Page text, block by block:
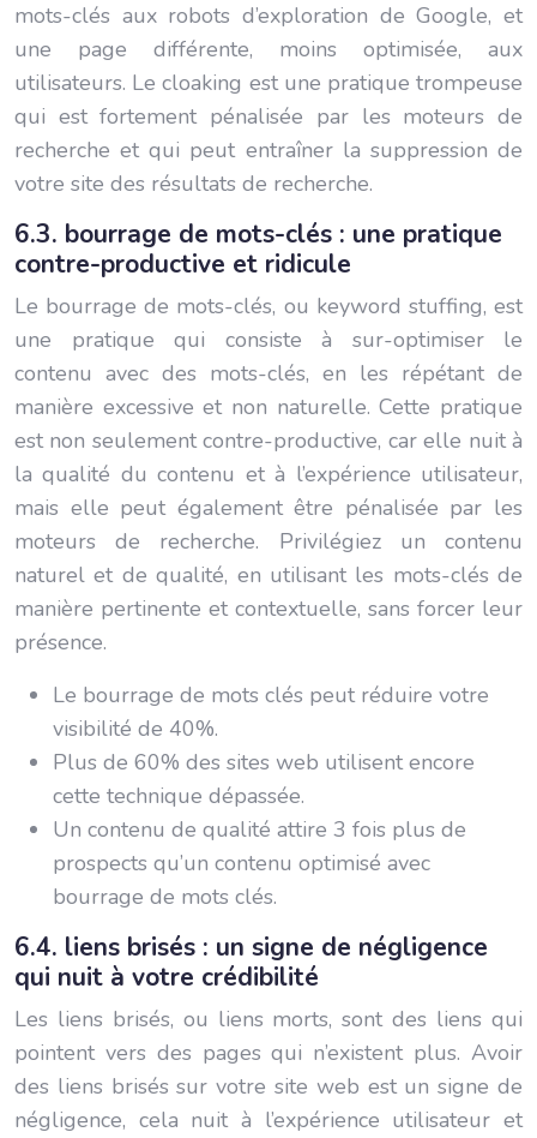
mots-clés aux robots d’exploration de Google, et
une page différente, moins optimisée, aux
utilisateurs. Le cloaking est une pratique trompeuse
qui est fortement pénalisée par les moteurs de
recherche et qui peut entraîner la suppression de
votre site des résultats de recherche.
6.3. bourrage de mots-clés : une pratique
contre-productive et ridicule
Le bourrage de mots-clés, ou keyword stuffing, est
une pratique qui consiste à sur-optimiser le
contenu avec des mots-clés, en les répétant de
manière excessive et non naturelle. Cette pratique
est non seulement contre-productive, car elle nuit à
la qualité du contenu et à l’expérience utilisateur,
mais elle peut également être pénalisée par les
moteurs de recherche. Privilégiez un contenu
naturel et de qualité, en utilisant les mots-clés de
manière pertinente et contextuelle, sans forcer leur
présence.
Le bourrage de mots clés peut réduire votre
visibilité de 40%.
Plus de 60% des sites web utilisent encore
cette technique dépassée.
Un contenu de qualité attire 3 fois plus de
prospects qu’un contenu optimisé avec
bourrage de mots clés.
6.4. liens brisés : un signe de négligence
qui nuit à votre crédibilité
Les liens brisés, ou liens morts, sont des liens qui
pointent vers des pages qui n’existent plus. Avoir
des liens brisés sur votre site web est un signe de
négligence, cela nuit à l’expérience utilisateur et